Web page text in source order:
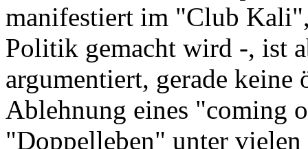
manifestiert im "Club
Politik gemacht wird -, ist
argumentiert, gerade
Ablehnung eines "coming
"Doppelleben" unter vielen